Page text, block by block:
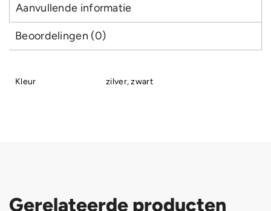
Aanvullende informatie
Beoordelingen (0)
Kleur zilver, zwart
Gerelateerde producten